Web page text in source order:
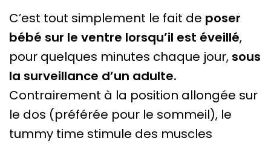
C’est tout simplement le fait de poser
bébé sur le ventre lorsqu’il est éveillé,
pour quelques minutes chaque jour, sous
la surveillance d’un adulte.
Contrairement à la position allongée sur
le dos (préférée pour le sommeil), le
tummy time stimule des muscles